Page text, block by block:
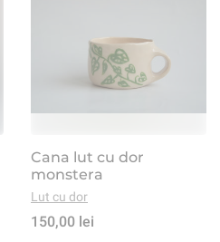
Cana lut cu dor
monstera
Lut cu dor
150,00 lei